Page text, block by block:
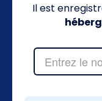
Il est